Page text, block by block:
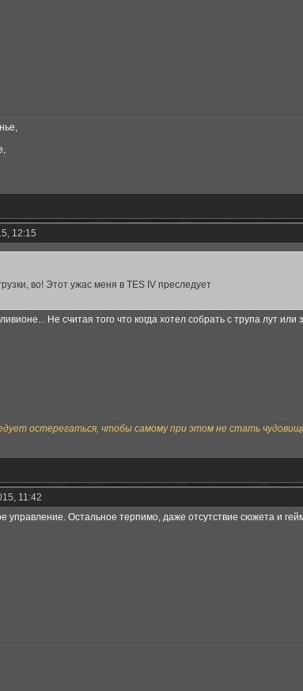
12:15
во! Этот ужас меня в TES IV преследует
Не считая того что когда хотел собрать с трупа лут или
остерегаться, чтобы самому при этом не стать
11:42
управление. Остальное терпимо, даже отсутствие сюжета и